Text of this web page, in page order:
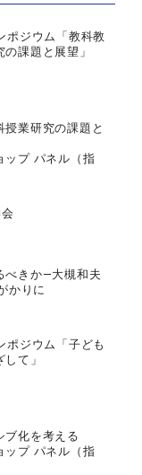
ポジウム「教科教
課題と展望」
業研究の課題と
ップ パネル（指
べきか―大槻和夫
かりに
ポジウム「子ども
て」
ブ化を考える
ップ パネル（指